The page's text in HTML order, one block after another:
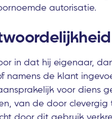
autorisatie.
in dat hij eigenaar,
de klant
voor diens
van de door clevergig